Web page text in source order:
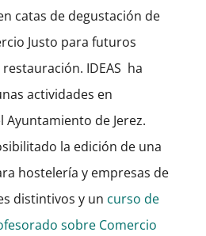
catas de degustación de
Justo para futuros
IDEAS ha
actividades en
de Jerez.
la edición de una
hostelería y empresas de
distintivos y un curso de
sobre Comercio